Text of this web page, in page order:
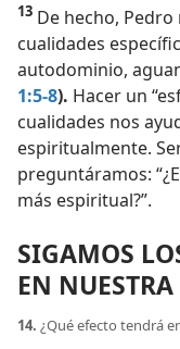
13 De hecho,
cualidades
autodominio,
1:5-8). Hacer un
cualidades nos
espiritualmente.
preguntáramos:
más espiritual?”.
SIGAMOS
EN
14. ¿Qué efecto tendrá